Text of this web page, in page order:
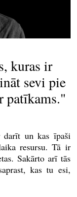
kuras ir
sevi pie
patīkams."
un kas īpaši
resursu. Tā ir
Sakārto arī tās
kas tu esi,